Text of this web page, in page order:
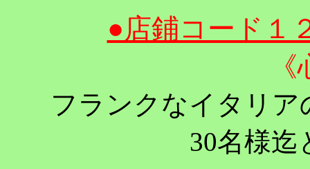
●店鋪コード１
フランクなイタリ
30名様迄